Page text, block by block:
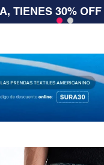
EXTRA desde